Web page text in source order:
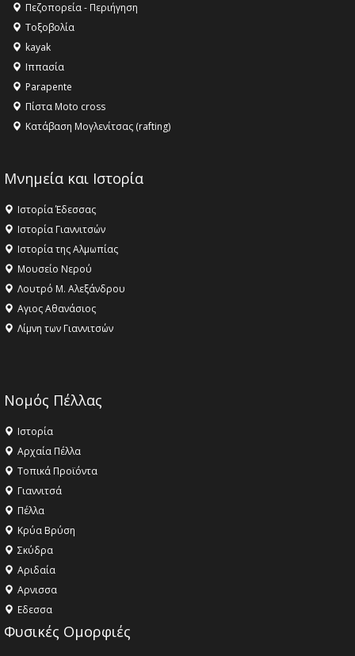
Πεζοπορεία - Περιήγηση
Τοξοβολία
kayak
Ιππασία
Parapente
Πίστα Moto cross
Κατάβαση Μογλενίτσας (rafting)
Μνημεία και Ιστορία
Ιστορία Έδεσσας
Ιστορία Γιαννιτσών
Ιστορία της Αλμωπίας
Μουσείο Νερού
Λουτρό Μ. Αλεξάνδρου
Αγιος Αθανάσιος
Λίμνη των Γιαννιτσών
Νομός Πέλλας
Ιστορία
Αρχαία Πέλλα
Τοπικά Προϊόντα
Γιαννιτσά
Πέλλα
Κρύα Βρύση
Σκύδρα
Αριδαία
Aρνισσα
Eδεσσα
Φυσικές Ομορφιές